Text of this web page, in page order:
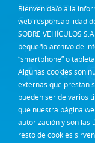
Bienvenida/o a la
web responsabilidad
SOBRE VEHÍCULOS
pequeño archivo de
“smartphone” o
Algunas cookies son
externas que prestan
pueden ser de varios
que nuestra página
autorización y son las
resto de cookies
Dónde estamos
Contacta
Síguenos en: